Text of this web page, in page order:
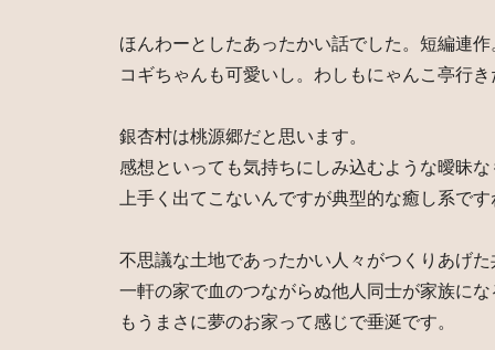
ほんわーとしたあったかい話でした。短編連作
コギちゃんも可愛いし。わしもにゃんこ亭行き
銀杏村は桃源郷だと思います。
感想といっても気持ちにしみ込むような曖昧な
上手く出てこないんですが典型的な癒し系です
不思議な土地であったかい人々がつくりあげた
一軒の家で血のつながらぬ他人同士が家族に
もうまさに夢のお家って感じで垂涎です。